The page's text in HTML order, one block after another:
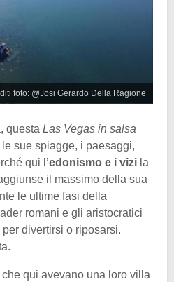
foto: @Josi Gerardo Della Ragione
questa Las Vegas in salsa
sue spiagge, i paesaggi,
qui l’edonismo e i vizi la
il massimo della sua
le ultime fasi della
romani e gli aristocratici
divertirsi o riposarsi.
qui avevano una loro villa